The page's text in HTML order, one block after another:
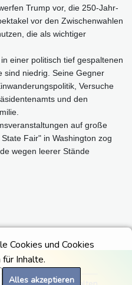
Cookies und Cookies
Inhalte.
Alles akzeptieren
Trump vor, die 250-Jahr-
vor den Zwischenwahlen
die als wichtiger
einer politisch tief gespaltenen
sind niedrig. Seine Gegner
Versuche
und den
auf große
Fair" in Washington zog
wegen leerer Stände